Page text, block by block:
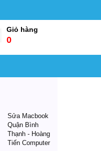
Giỏ hàng
0
Sửa Macbook
Quận Bình
Thạnh - Hoàng
Tiến Computer